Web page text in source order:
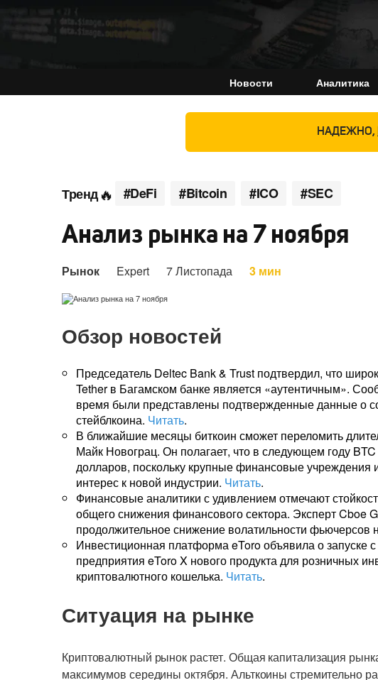
Новости Аналитика
НАДЕЖНО,
Тренд #DeFi #Bitcoin #ICO #SEC
Анализ рынка на 7 ноября
Рынок Expert 7 Листопада 3 мин
Обзор новостей
Председатель Deltec Bank & Trust подтвердил, что
Tether в Багамском банке является «аутентичным».
время были представлены подтвержденные данные о
стейблкоина. Читать.
В ближайшие месяцы биткоин сможет переломить
Майк Новограц. Он полагает, что в следующем году
долларов, поскольку крупные финансовые учреждения
интерес к новой индустрии. Читать.
Финансовые аналитики с удивлением отмечают
общего снижения финансового сектора. Эксперт Cboe
продолжительное снижение волатильности фьючерсов
Инвестиционная платформа eToro объявила о запуске
предприятия eToro X нового продукта для розничных
криптовалютного кошелька. Читать.
Ситуация на рынке
Криптовалютный рынок растет. Общая капитализация
максимумов середины октября. Альткоины стремительно